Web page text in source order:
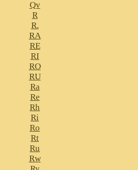
Qv
R
R.
RA
RE
RI
RO
RU
Ra
Re
Rh
Ri
Ro
Rt
Ru
Rw